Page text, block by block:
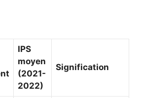
IPS
moyen
(2021-
2022)
Signification